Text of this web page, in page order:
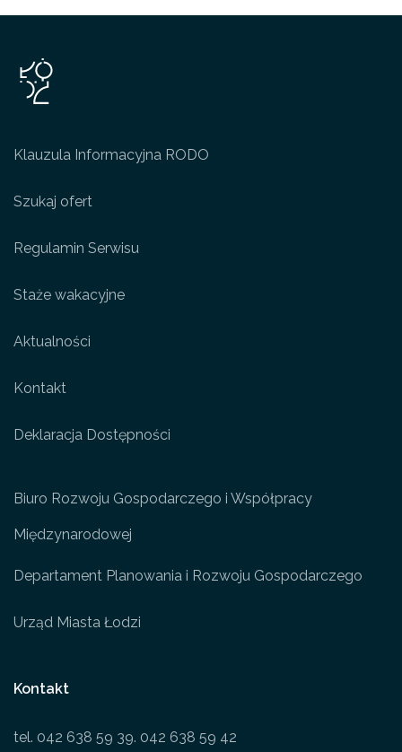
Klauzula Informacyjna RODO
Szukaj ofert
Regulamin Serwisu
Staże wakacyjne
Aktualności
Kontakt
Deklaracja Dostępności
Biuro Rozwoju Gospodarczego i Współpracy
Międzynarodowej
Departament Planowania i Rozwoju Gospodarczego
Urząd Miasta Łodzi
Kontakt
tel. 042 638 59 39. 042 638 59 42